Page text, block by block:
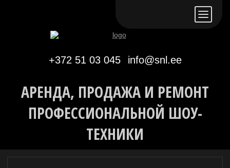
+372 51 03 045 info@snl.ee
АРЕНДА, ПРОДАЖА И РЕМОНТ
ПРОФЕССИОНАЛЬНОЙ ШОУ-
ТЕХНИКИ